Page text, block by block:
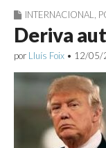
INTERNACIONAL
Deriva
por Lluís Foix • 12/05/